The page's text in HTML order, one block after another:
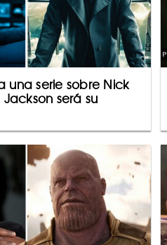
una serie sobre Nick
Jackson será su